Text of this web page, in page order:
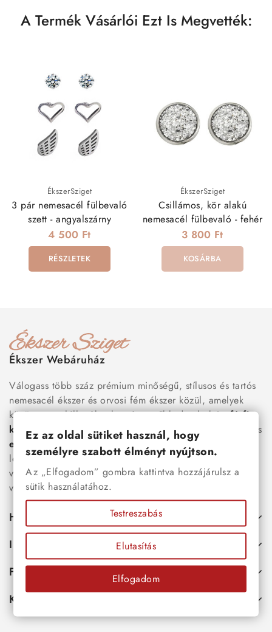
A Termék Vásárlói Ezt Is Megvették:
ÉkszerSziget
3 pár nemesacél fülbevaló
szett - angyalszárny
4 500 Ft
RÉSZLETEK
ÉkszerSziget
Csillámos, kör alakú
nemesacél fülbevaló - fehér
3 800 Ft
KOSÁRBA
Ékszer Webáruház
Válogass több száz prémium minőségű, stílusos és tartós
nemesacél ékszer és orvosi fém ékszer közül, amelyek
között megtalálhatók a legnépszerűbb darabok is:férfi
karkötők
, női nyakláncok , karikagyűrűk
és
esküvői kiegészítőkegyaránt. Webáruházunkban a
legújabb trendeket követő, mégis időtálló ékszerek közül
választhatsz – legyen szó ajándékról, mindennapi
viseletről vagy különleges alkalmakról.
Hasznos
Információk
Fiókod
Kapcsolat
Ez az oldal sütiket használ, hogy
személyre szabott élményt nyújtson.
Az „Elfogadom” gombra kattintva hozzájárulsz a
sütik használatához.
Testreszabás
Elutasítás
Elfogadom